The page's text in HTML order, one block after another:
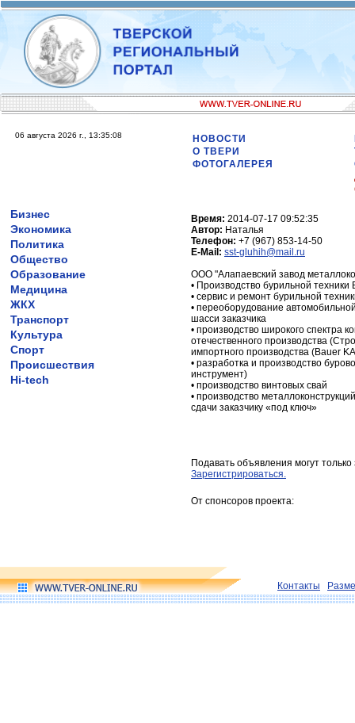
06 августа 2026 г., 13:35:08
НОВОСТИ
О ТВЕРИ
ФОТОГАЛЕРЕЯ
Бизнес
Экономика
Политика
Общество
Образование
Медицина
ЖКХ
Транспорт
Культура
Спорт
Происшествия
Hi-tech
Время: 2014-07-17 09:52:35
Автор: Наталья
Телефон: +7 (967) 853-14-50
E-Mail: sst-gluhih@mail.ru
ООО "Алапаевский завод
• Производство бурильной
• сервис и ремонт бурильной
• переоборудование
шасси заказчика
• производство широкого спектра
отечественного производства
импортного производства (Bauer
• разработка и производство
инструмент)
• производство винтовых свай
• производство
сдачи заказчику «под ключ»
Подавать объявления могут
Зарегистрироваться.
От спонсоров проекта:
Контакты